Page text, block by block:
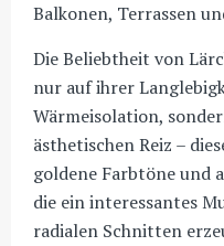
Balkonen, Terrassen
Die Beliebtheit von
nur auf ihrer
Wärmeisolation,
ästhetischen Reiz –
goldene Farbtöne und
die ein interessantes
radialen Schnitten